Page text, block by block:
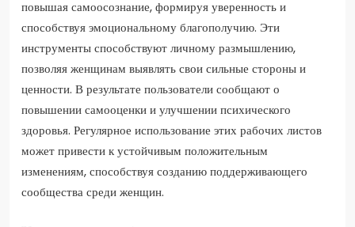
повышая самоосознание, формируя уверенность и
способствуя эмоциональному благополучию. Эти
инструменты способствуют личному размышлению,
позволяя женщинам выявлять свои сильные стороны и
ценности. В результате пользователи сообщают о
повышении самооценки и улучшении психического
здоровья. Регулярное использование этих рабочих листов
может привести к устойчивым положительным
изменениям, способствуя созданию поддерживающего
сообщества среди женщин.